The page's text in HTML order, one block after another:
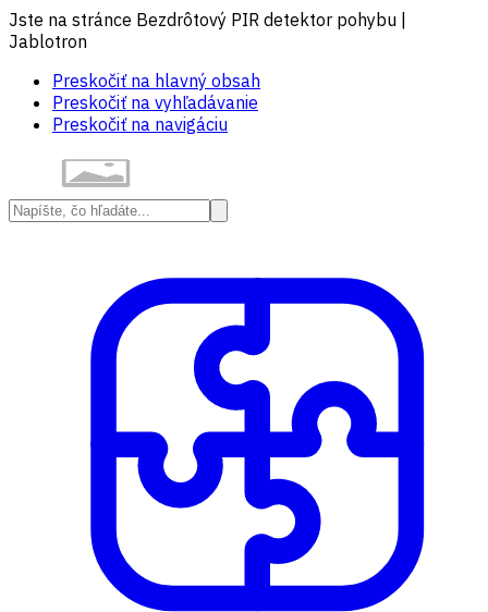
Jste na stránce Bezdrôtový PIR detektor pohybu |
Jablotron
Preskočiť na hlavný obsah
Preskočiť na vyhľadávanie
Preskočiť na navigáciu